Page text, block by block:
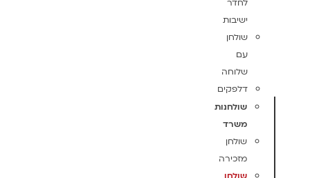
לחדר
ישיבות
שולחן
עם
שלוחה
דלפקים
שולחנות
משרד
שולחן
מזכירה